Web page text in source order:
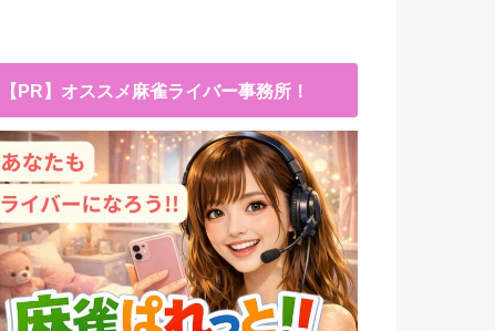
【PR】オススメ麻雀ライバー事務所！